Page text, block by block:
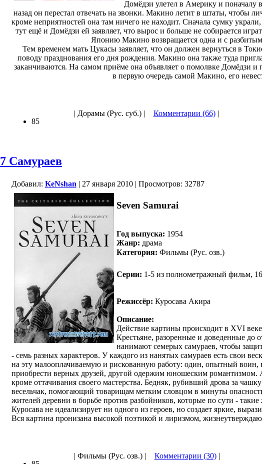
Домёдзи улетел в Америку и поначалу
назад он перестал отвечать на звонки. Макино летит в штаты, чтобы
кроме неприятностей она там ничего не находит. Сначала сумку
тут ещё и Домёдзи ей заявляет, что вырос и больше не собирается
Японию Макино возвращается одна и с
Тем временем мать Цукасы заявляет, что он должен вернуться в
поводу празднования его дня рождения. Макино она также туда
заканчиваются. На самом приёме она объявляет о помолвке Домёдзи и
в первую очередь самой Макино, его
85
| Дорамы (Рус. суб.) | Комментарии (66)|
7 Самураев
Добавил: KeNshan | 27 января 2010 | Просмотров: 32787
Seven Samurai
Год выпуска: 1954
Жанр: драма
Категория: Фильмы (Рус. озв.)
Серии: 1-5 из полнометражный фильм,
Режиссёр: Куросава Акира
Описание:
Действие картины происходит в XVI
Крестьяне, разоренные и доведенные до
нанимают семерых самураев, чтобы
- семь разных характеров. У каждого из нанятых самураев есть свои
на эту малооплачиваемую и рискованную работу: один, опытный воин,
приобрести верных друзей, другой одержим юношеским романтизмом.
кроме оттачивания своего мастерства. Бедняк, рубивший дрова за
весельчак, помогающий товарищам метким словцом в минуты
жителей деревни в борьбе против разбойников, которые по сути -
Куросава не идеализирует ни одного из героев, но создает яркие,
Вся картина пронизана высокой поэтикой и лиризмом,
| Фильмы (Рус. озв.) | Комментарии (30)|